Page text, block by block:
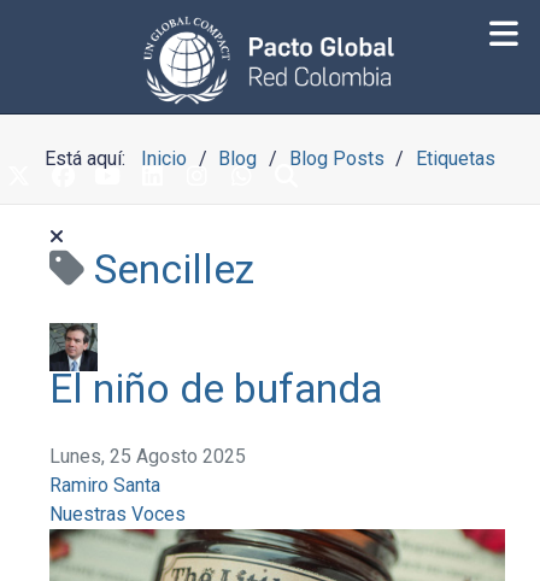
Está aquí: Inicio Blog Blog Posts Etiquetas
Sencillez
El niño de bufanda
Lunes, 25 Agosto 2025
Ramiro Santa
Nuestras Voces